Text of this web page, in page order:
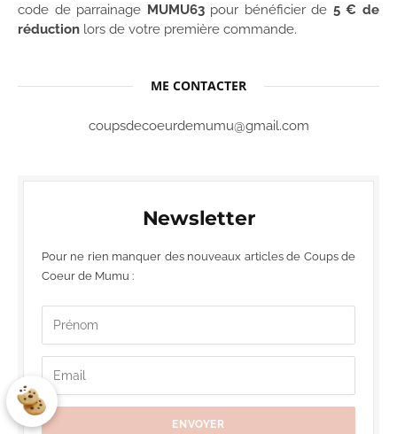
code de parrainage MUMU63pour bénéficier de 5 € de
réduction lors de votre première commande.
ME CONTACTER
coupsdecoeurdemumu@gmail.com
Newsletter
Pour ne rien manquer des nouveaux articles de Coups de
Coeur de Mumu :